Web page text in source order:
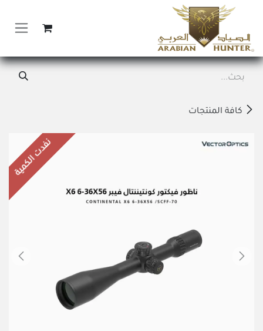
تخطي للذهاب إلى المحتوى
كافة المنتجات
نفدت الكمية